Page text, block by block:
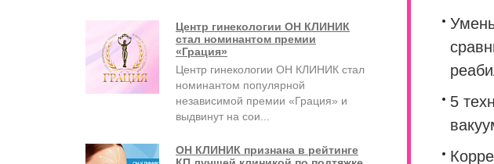
Центр гинекологии ОН КЛИНИК
стал номинантом премии
«Грация»
Центр гинекологии ОН КЛИНИК стал
номинантом популярной
независимой премии «Грация» и
выдвинут на сои...
ОН КЛИНИК признана в рейтинге
5